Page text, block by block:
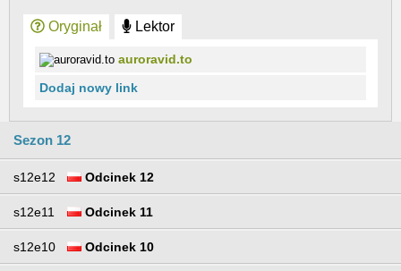
Oryginał Lektor
auroravid.to
Dodaj nowy link
Sezon 12
s12e12 Odcinek 12
s12e11 Odcinek 11
s12e10 Odcinek 10